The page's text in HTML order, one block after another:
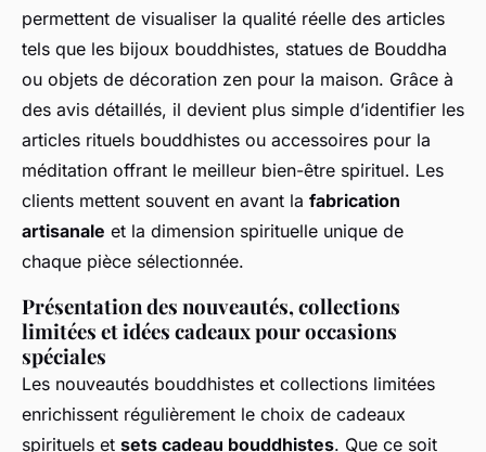
permettent de visualiser la qualité réelle des articles
tels que les bijoux bouddhistes, statues de Bouddha
ou objets de décoration zen pour la maison. Grâce à
des avis détaillés, il devient plus simple d’identifier les
articles rituels bouddhistes ou accessoires pour la
méditation offrant le meilleur bien-être spirituel. Les
clients mettent souvent en avant la fabrication
artisanale et la dimension spirituelle unique de
chaque pièce sélectionnée.
Présentation des nouveautés, collections
limitées et idées cadeaux pour occasions
spéciales
Les nouveautés bouddhistes et collections limitées
enrichissent régulièrement le choix de cadeaux
spirituels et sets cadeau bouddhistes. Que ce soit